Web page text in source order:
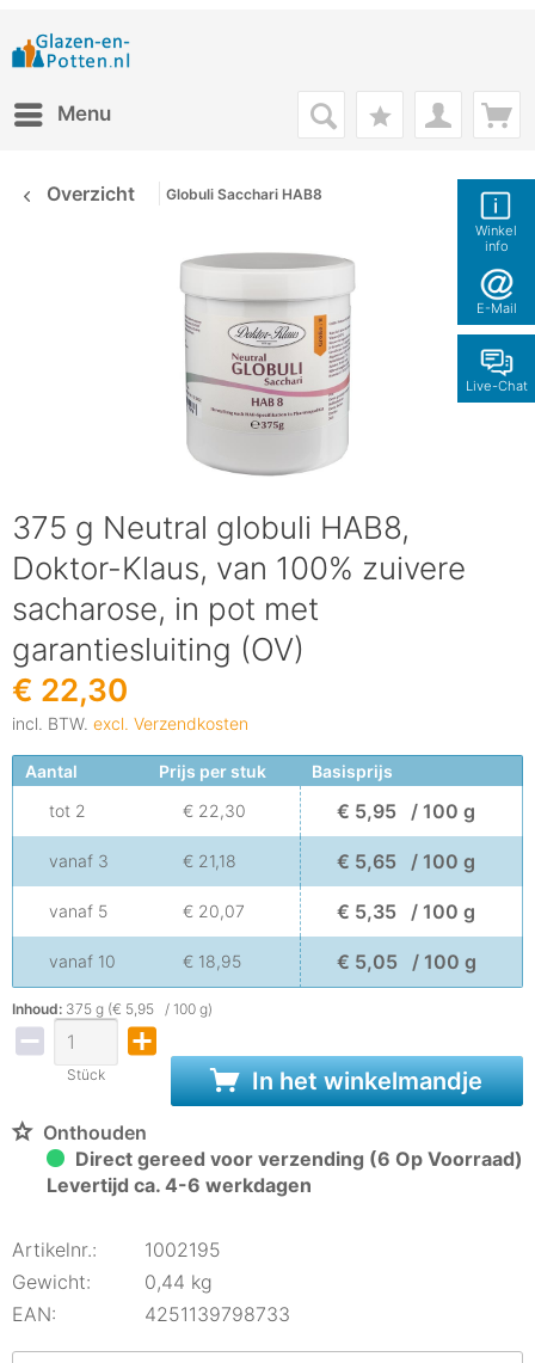
Winkel
info
E-Mail
Live-Chat
Menu
Overzicht Globuli Sacchari HAB8
375 g Neutral globuli HAB8,
Doktor-Klaus, van 100% zuivere
sacharose, in pot met
garantiesluiting (OV)
€ 22,30
incl. BTW. excl. Verzendkosten
Aantal Prijs per stuk
Basisprijs
tot 2 € 22,30 € 5,95 / 100 g
vanaf 3 € 21,18 € 5,65 / 100 g
vanaf 5 € 20,07 € 5,35 / 100 g
vanaf 10 € 18,95 € 5,05 / 100 g
Inhoud: 375 g (€ 5,95 / 100 g)
Stück In het winkelmandje
Onthouden
Direct gereed voor verzending (6 Op Voorraad)
Levertijd ca. 4-6 werkdagen
Artikelnr.:
1002195
Gewicht:
0,44 kg
EAN:
4251139798733